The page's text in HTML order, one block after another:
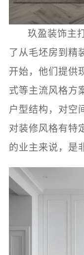
玖盈装饰主
了从毛坯房到精
开始，他们提供
式等主流风格方
户型结构，对空
对装修风格有特
的业主来说，是